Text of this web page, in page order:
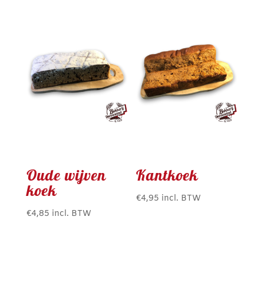
Oude wijven
koek
€4,85 incl. BTW
Kantkoek
€4,95 incl. BTW